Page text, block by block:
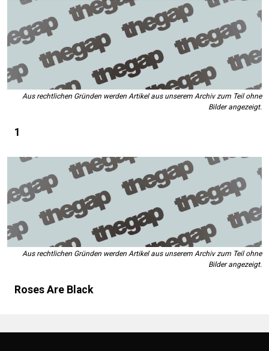
Aus rechtlichen Gründen werden Artikel aus unserem Archiv zum Teil ohne
Bilder angezeigt.
1
Aus rechtlichen Gründen werden Artikel aus unserem Archiv zum Teil ohne
Bilder angezeigt.
Roses Are Black